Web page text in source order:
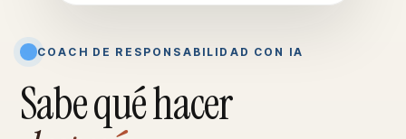
COACH DE RESPONSABILIDAD CON IA
Sabe qué hacer